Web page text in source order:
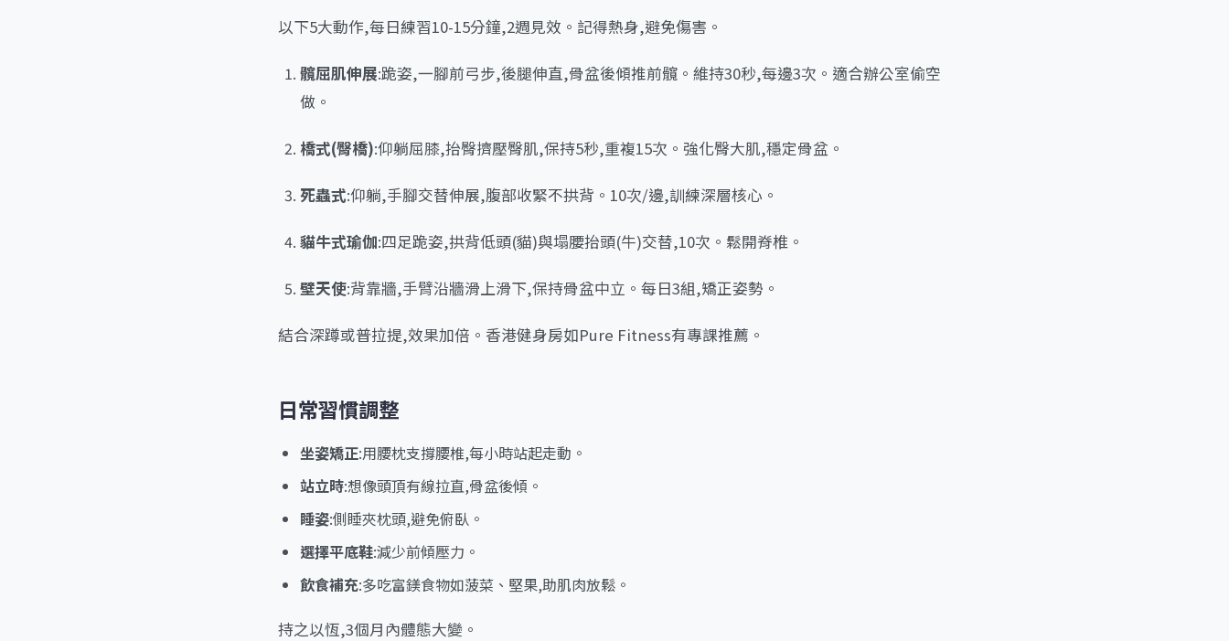
以下5大動作,每日練習10-15分鐘,2週見效。記得熱身,避免傷害。
髖屈肌伸展:跪姿,一腳前弓步,後腿伸直,骨盆後傾推前髖。維持30秒,每邊3次。適合辦公室偷空
做。
橋式(臀橋):仰躺屈膝,抬臀擠壓臀肌,保持5秒,重複15次。強化臀大肌,穩定骨盆。
死蟲式:仰躺,手腳交替伸展,腹部收緊不拱背。10次/邊,訓練深層核心。
貓牛式瑜伽:四足跪姿,拱背低頭(貓)與塌腰抬頭(牛)交替,10次。鬆開脊椎。
壁天使:背靠牆,手臂沿牆滑上滑下,保持骨盆中立。每日3組,矯正姿勢。
結合深蹲或普拉提,效果加倍。香港健身房如Pure Fitness有專課推薦。
日常習慣調整
坐姿矯正:用腰枕支撐腰椎,每小時站起走動。
站立時:想像頭頂有線拉直,骨盆後傾。
睡姿:側睡夾枕頭,避免俯臥。
選擇平底鞋:減少前傾壓力。
飲食補充:多吃富鎂食物如菠菜、堅果,助肌肉放鬆。
持之以恆,3個月內體態大變。